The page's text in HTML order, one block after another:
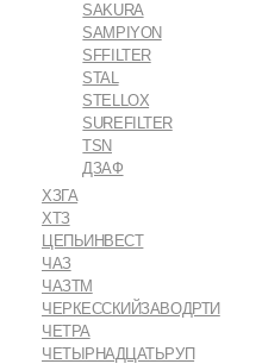
SAKURA
SAMPIYON
SFFILTER
STAL
STELLOX
SUREFILTER
TSN
ДЗАФ
ХЗГА
ХТЗ
ЦЕПЬИНВЕСТ
ЧАЗ
ЧАЗТМ
ЧЕРКЕССКИЙЗАВОДРТИ
ЧЕТРА
ЧЕТЫРНАДЦАТЬРУП